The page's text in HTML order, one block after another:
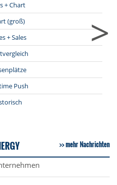
+ Chart
(groß)
+ Sales
Push
>
mehr Nachrichten